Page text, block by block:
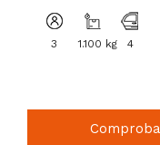
3 1.100 kg 4